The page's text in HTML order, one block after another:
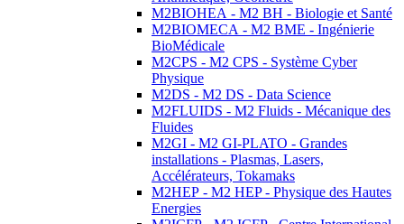
M2BIOHEA - M2 BH - Biologie et Santé
M2BIOMECA - M2 BME - Ingénierie
BioMédicale
M2CPS - M2 CPS - Système Cyber
Physique
M2DS - M2 DS - Data Science
M2FLUIDS - M2 Fluids - Mécanique des
Fluides
M2GI - M2 GI-PLATO - Grandes
installations - Plasmas, Lasers,
Accélérateurs, Tokamaks
M2HEP - M2 HEP - Physique des Hautes
Energies